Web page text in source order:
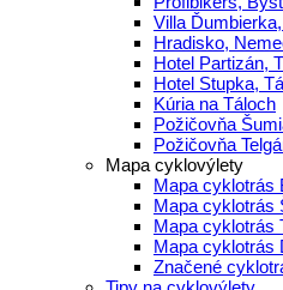
Villa
Hradisko,
Hotel Partizán,
Hotel Stupka,
Kúria na Táloch
Požičovňa
Požičovňa
Mapa cyklovýlety
Mapa cyklotrás
Mapa cyklotrás
Mapa cyklotrás
Mapa cyklotrás
Značené